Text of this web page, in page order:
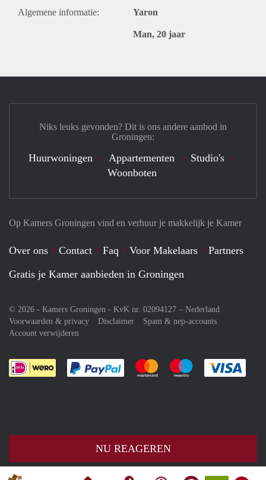
Algemene informatie: Yaron
Man, 20 jaar
NU REAGEREN
Op Kamers Groningen vind en verhuur je makkelijk je Kamer
Over ons Contact Faq Voor Makelaars
Partners
Gratis je Kamer aanbieden in Groningen
© 2026 - Kamers Groningen - KvK nr. 02094127 – Nederland
Voorwaarden & privacy
Disclaimer
Spam & nep-accounts
Account verwijderen
Je rekent gemakkelijk af met Paypal
Je rekent gemakkelijk af met
Je rekent
Niks leuks gevonden? Dit is ons andere aanbod in
Groningen:
Huurwoningen Appartementen
Studio's
Woonboten